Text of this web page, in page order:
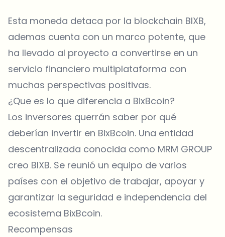
Esta moneda detaca por la blockchain BIXB,
ademas cuenta con un marco potente, que
ha llevado al proyecto a convertirse en un
servicio financiero multiplataforma con
muchas perspectivas positivas.
¿Que es lo que diferencia a BixBcoin?
Los inversores querrán saber por qué
deberían invertir en BixBcoin. Una entidad
descentralizada conocida como MRM GROUP
creo BIXB. Se reunió un equipo de varios
países con el objetivo de trabajar, apoyar y
garantizar la seguridad e independencia del
ecosistema BixBcoin.
Recompensas